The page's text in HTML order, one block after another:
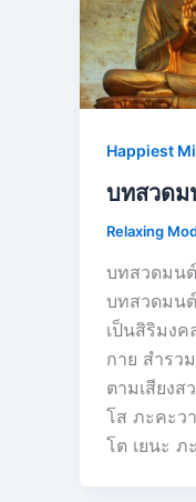
Happiest
บทสวดม
Relaxing
บทสวดมน
บทสวดมน
เป็นสิริมงค
กาย สำรว
ตามเสียง
โส ภะคะว
โต เยนะ